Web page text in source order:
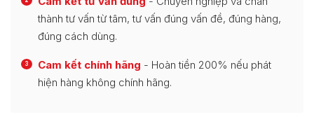
thành tư vấn từ tâm, tư vấn đúng vấn đề, đúng hàng,
đúng cách dùng.
3 Cam kết chính hãng - Hoàn tiền 200% nếu phát
hiện hàng không chính hãng.